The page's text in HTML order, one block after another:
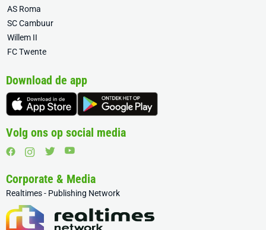
AS Roma
SC Cambuur
Willem II
FC Twente
Download de app
Volg ons op social media
Corporate & Media
Realtimes - Publishing Network